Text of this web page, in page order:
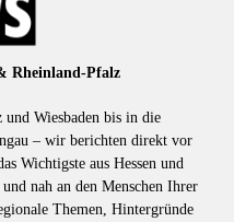
Rheinland-Pfalz
Wiesbaden bis in die
– wir berichten direkt vor
Wichtigste aus Hessen und
nah an den Menschen Ihrer
Themen, Hintergründe